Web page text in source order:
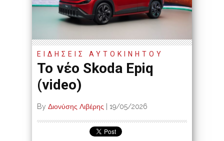
ΕΙΔΗΣΕΙΣ ΑΥΤΟΚΙΝΗΤΟΥ
Το νέο Skoda Epiq
(video)
By Διονύσης Λιβέρης 19/05/2026